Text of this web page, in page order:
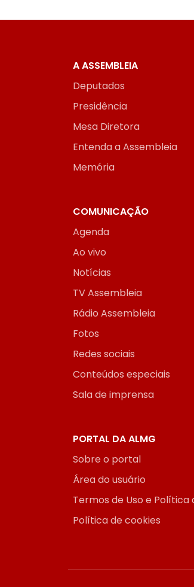
A ASSEMBLEIA
Deputados
Presidência
Mesa Diretora
Entenda a Assembleia
Memória
COMUNICAÇÃO
Agenda
Ao vivo
Notícias
TV Assembleia
Rádio Assembleia
Fotos
Redes sociais
Conteúdos especiais
Sala de imprensa
PORTAL DA ALMG
Sobre o portal
Área do usuário
Termos de Uso e Política
Política de cookies